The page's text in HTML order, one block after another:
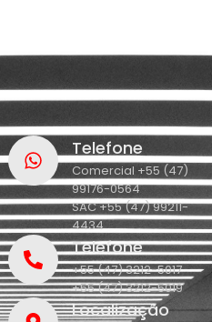
Telefone
Comercial +55 (47)
99176-0564
SAC +55 (47) 99211-
4434
Telefone
+55 (47) 3212-5017
+55 (47) 3212-5019
Localização